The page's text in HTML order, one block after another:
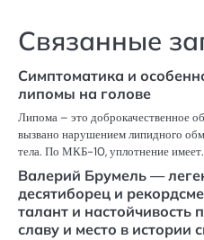
Связанные
Симптоматика и
липомы на голове
Липома – это доброкачественное
вызвано нарушением липидного
тела. По МКБ-10, уплотнение
Валерий Брумель —
десятиборец и
талант и настойчивость
славу и место в истории